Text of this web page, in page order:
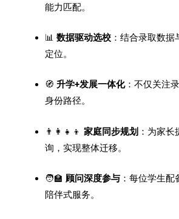
能力匹配。
📊 数据驱动选校：结合录取数据
定位。
🧭 升学+发展一体化：不仅关注
身份路径。
👨‍👩‍👧‍👦 家庭同步规划 ：为家
询，实现整体迁移。
🧑‍🏫 顾问深度参与：每位学生配
陪伴式服务。